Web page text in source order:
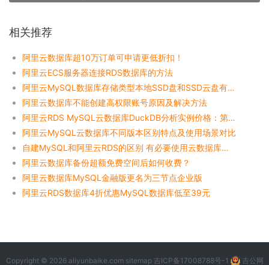
相关推荐
阿里云数据库超10万订单可申请更低折扣！
阿里云ECS服务器连接RDS数据库的方法
阿里云MySQL数据库存储类型本地SSD盘和SSD云盘有什么区别？
阿里云数据库不能创建高权限账号原因及解决方法
阿里云RDS MySQL云数据库DuckDB分析实例价格：第一个月免费使用
阿里云MySQL云数据库不同版本区别特点及使用场景对比
自建MySQL和阿里云RDS的区别 有必要使用云数据库吗？
阿里云数据库备份超额免费空间后如何收费？
阿里云数据库MySQL金融版更名为三节点企业版
阿里云RDS数据库4折优惠MySQL数据库低至39元
Copyright © 2026 aliyunbaike.com sitemap 吉ICP备17008788号-1 吉公网